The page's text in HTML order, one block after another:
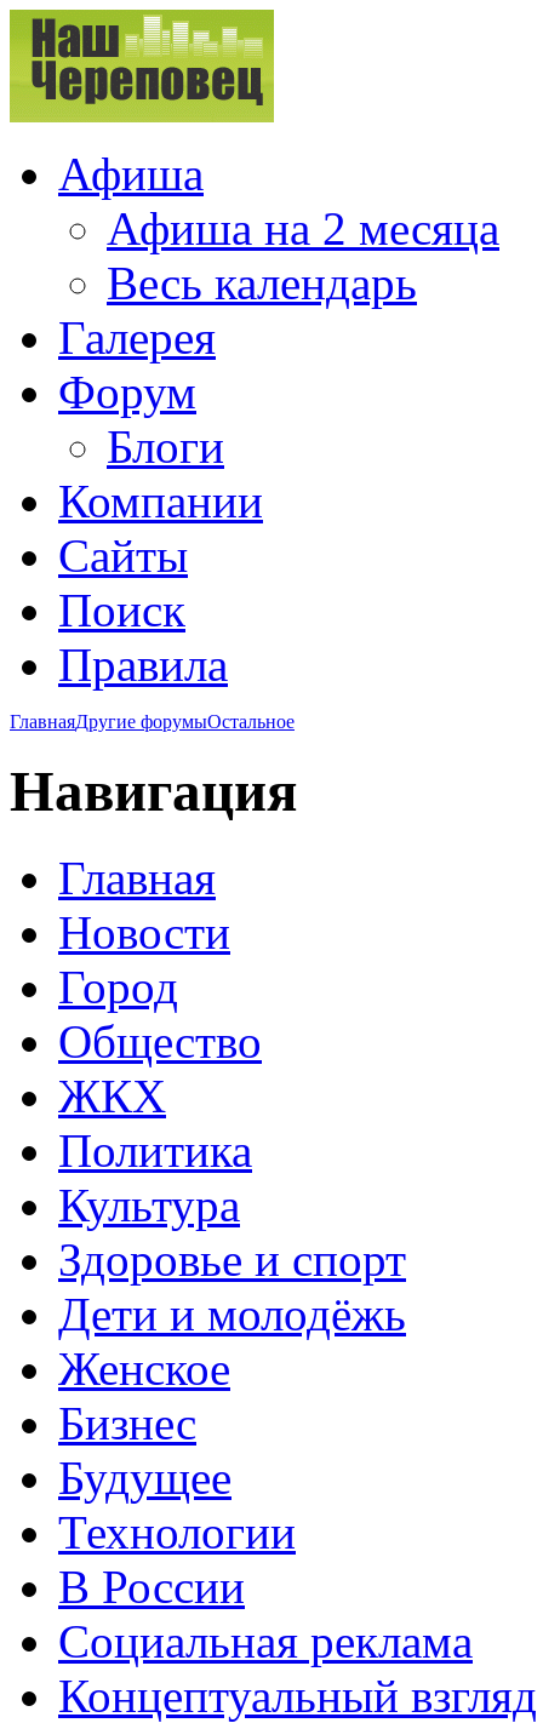
Афиша
Афиша на 2 месяца
Весь календарь
Галерея
Форум
Блоги
Компании
Сайты
Поиск
Правила
ГлавнаяДругие форумыОстальное
Навигация
Главная
Новости
Город
Общество
ЖКХ
Политика
Культура
Здоровье и спорт
Дети и молодёжь
Женское
Бизнес
Будущее
Технологии
В России
Социальная реклама
Концептуальный взгляд